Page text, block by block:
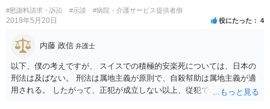
#慰謝料請求・訴訟 #示談 #病院・介護サービス提供者側
2019年5月20日 役にたった 4
内藤 政信 弁護士
以下、僕の考えですが、 スイスでの積極的安楽死については、日本の
刑法は及ばない。 刑法は属地主義が原則で、自殺幇助は属地主義が適
用される。 したがって、正犯が成立しない以上、従犯である幇助は成